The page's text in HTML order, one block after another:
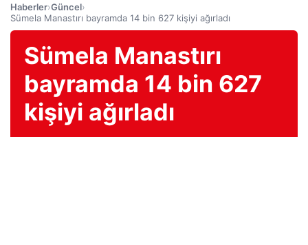
Haberler›Güncel›
Sümela Manastırı bayramda 14 bin 627 kişiyi ağırladı
Sümela Manastırı
bayramda 14 bin 627
kişiyi ağırladı